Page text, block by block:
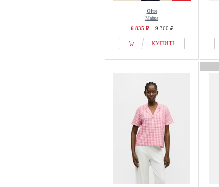
Oltre
Майка
6 835 ₽ 9 360 ₽
КУПИТЬ